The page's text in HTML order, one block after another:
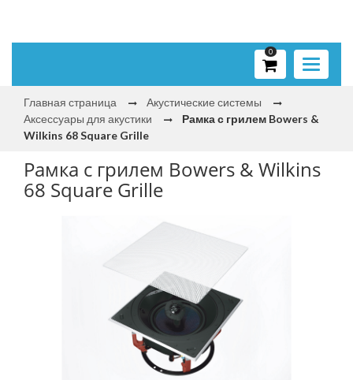
Toggle
0
Главная страница
Акустические системы
Аксессуары для акустики
Рамка с грилем Bowers &
Wilkins 68 Square Grille
Рамка с грилем Bowers & Wilkins
68 Square Grille